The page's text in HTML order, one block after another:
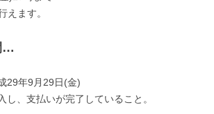
えます。
…
29年9月29日(金)
、支払いが完了していること。